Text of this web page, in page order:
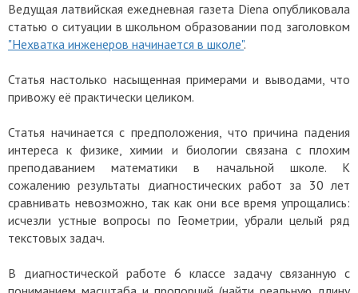
Ведущая латвийская ежедневная газета Diena опубликовала
статью о ситуации в школьном образовании под заголовком
"Нехватка инженеров начинается в школе".
Статья настолько насыщенная примерами и выводами, что
привожу её практически целиком.
Статья начинается с предположения, что причина падения
интереса к физике, химии и биологии связана с плохим
преподаванием математики в начальной школе. К
сожалению результаты диагностических работ за 30 лет
сравнивать невозможно, так как они все время упрощались:
исчезли устные вопросы по Геометрии, убрали целый ряд
текстовых задач.
В диагностической работе 6 классе задачу связанную с